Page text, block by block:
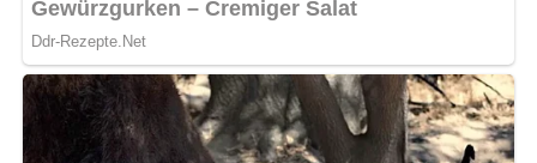
Das Rezept ist
Die Schritte sind klar strukturiert und leicht umzusetzen.
Benötigte Küchenutensilien